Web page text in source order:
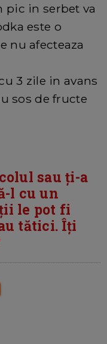
pic in serbet va
este o
nu afecteaza
3 zile in avans
sos de fructe
sau ți-a
l cu un
le pot fi
tătici. Îți